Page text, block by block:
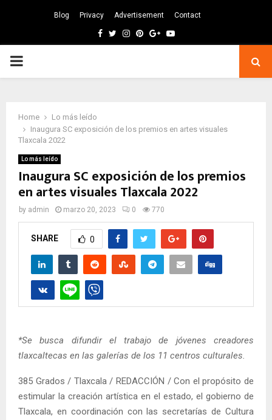
Blog Privacy Advertisement Contact
Facebook
TwitterInstagram
Pinterest
GoogleYoutube
PRIMARY
Home
Lo más leído
Inaugura SC exposición de los premios en artes visuales
Tlaxcala 2022
Lo más leído
Inaugura SC exposición de los premios
en artes visuales Tlaxcala 2022
by admin marzo 20, 2023 0 770
SHARE 0
*Se busca difundir el trabajo de jóvenes creadores
tlaxcaltecas en las galerías de los 11 centros culturales.
385 Grados / Tlaxcala / REDACCIÓN / Con el propósito de
estimular la creación artística en el estado, el gobierno de
Tlaxcala, en coordinación con las secretarías de Cultura